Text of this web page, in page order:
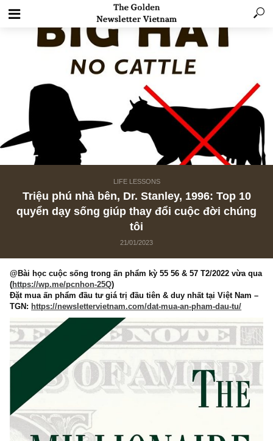
LIFE LESSONS
Triệu phú nhà bên, Dr. Stanley, 1996: Top
quyển dạy sống giúp thay đổi cuộc đời
21/01/2023
@Bài học cuộc sống trong ấn phẩm kỳ 55 56 & 57 T2/2022
https://wp.me/pcnhon-25Q)
Đặt mua ấn phẩm đầu tư giá trị đầu tiên & duy nhất tại Việt
TGN:https://newslettervietnam.com/dat-mua-an-pham-dau-tu/